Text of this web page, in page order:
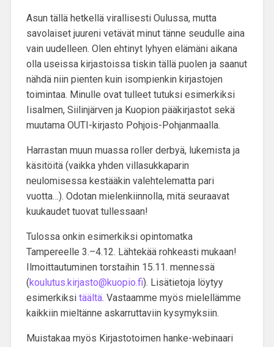
Asun tällä hetkellä virallisesti Oulussa, mutta
savolaiset juureni vetävät minut tänne seudulle aina
vain uudelleen. Olen ehtinyt lyhyen elämäni aikana
olla useissa kirjastoissa tiskin tällä puolen ja saanut
nähdä niin pienten kuin isompienkin kirjastojen
toimintaa. Minulle ovat tulleet tutuksi esimerkiksi
Iisalmen, Siilinjärven ja Kuopion pääkirjastot sekä
muutama OUTI-kirjasto Pohjois-Pohjanmaalla.
Harrastan muun muassa roller derbyä, lukemista ja
käsitöitä (vaikka yhden villasukkaparin
neulomisessa kestääkin valehtelematta pari
vuotta…). Odotan mielenkiinnolla, mitä seuraavat
kuukaudet tuovat tullessaan!
Tulossa onkin esimerkiksi opintomatka
Tampereelle 3.–4.12. Lähtekää rohkeasti mukaan!
Ilmoittautuminen torstaihin 15.11. mennessä
(koulutus.kirjasto@kuopio.fi). Lisätietoja löytyy
esimerkiksi täältä. Vastaamme myös mielellämme
kaikkiin mieltänne askarruttaviin kysymyksiin.
Muistakaa myös Kirjastotoimen hanke-webinaari